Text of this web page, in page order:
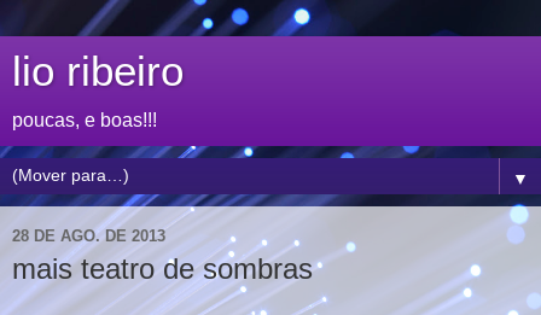
lio ribeiro
poucas, e boas!!!
▼
28 DE AGO. DE 2013
mais teatro de sombras